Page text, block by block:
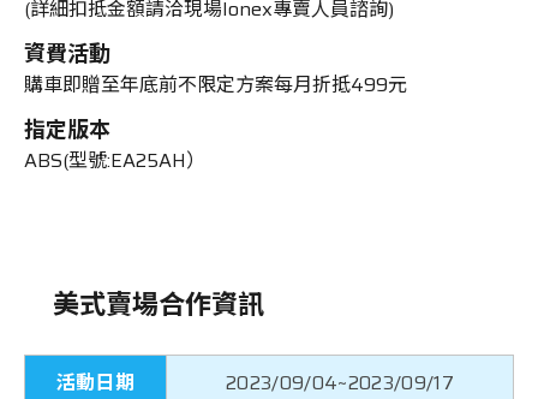
(詳細扣抵金額請洽現場Ionex專賣人員諮詢)
資費活動
購車即贈至年底前不限定方案每月折抵499元
指定版本
ABS(型號:EA25AH）
美式賣場合作資訊
活動日期
2023/09/04~2023/09/17